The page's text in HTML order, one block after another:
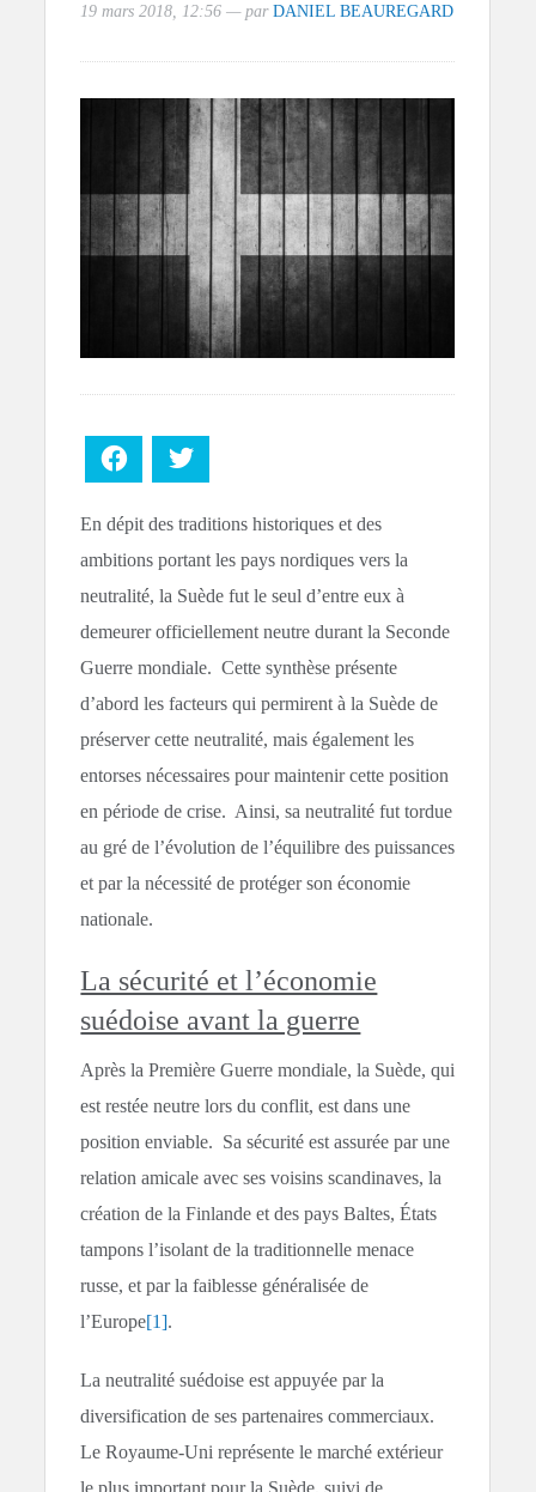
19 mars 2018, 12:56 — parDANIEL BEAUREGARD
Facebook
En dépit des traditions historiques et des
ambitions portant les pays nordiques vers la
neutralité, la Suède fut le seul d’entre eux à
demeurer officiellement neutre durant la Seconde
Guerre mondiale. Cette synthèse présente
d’abord les facteurs qui permirent à la Suède de
préserver cette neutralité, mais également les
entorses nécessaires pour maintenir cette position
en période de crise. Ainsi, sa neutralité fut tordue
au gré de l’évolution de l’équilibre des puissances
et par la nécessité de protéger son économie
nationale.
La sécurité et l’économie
suédoise avant la guerre
Après la Première Guerre mondiale, la Suède, qui
est restée neutre lors du conflit, est dans une
position enviable. Sa sécurité est assurée par une
relation amicale avec ses voisins scandinaves, la
création de la Finlande et des pays Baltes, États
tampons l’isolant de la traditionnelle menace
russe, et par la faiblesse généralisée de
l’Europe[1].
La neutralité suédoise est appuyée par la
diversification de ses partenaires commerciaux.
Le Royaume-Uni représente le marché extérieur